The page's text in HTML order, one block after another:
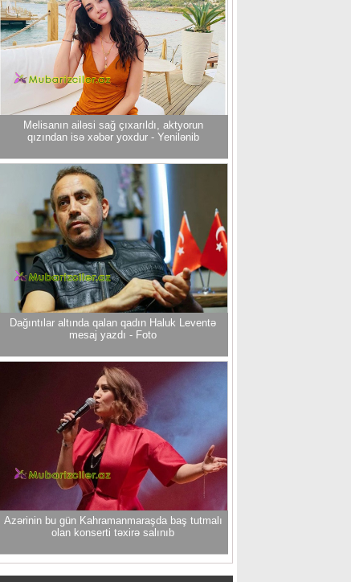
Melisanın ailəsi sağ çıxarıldı, aktyorun
qızından isə xəbər yoxdur - Yenilənib
Dağıntılar altında qalan qadın Haluk Leventə
mesaj yazdı - Foto
Azərinin bu gün Kahramanmaraşda baş tutmalı
olan konserti təxirə salınıb